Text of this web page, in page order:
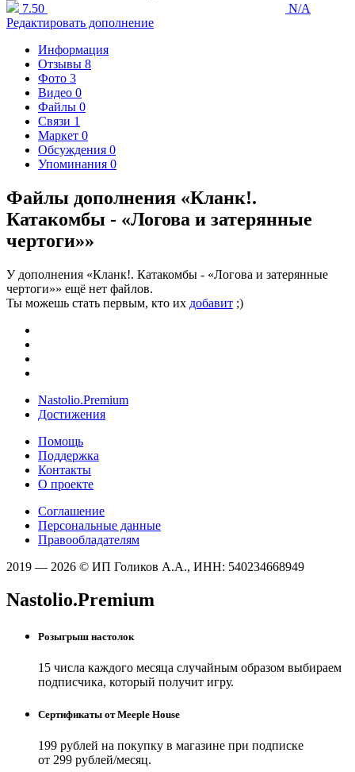
7.50
N/A
Редактировать дополнение
Информация
Отзывы 8
Фото 3
Видео 0
Файлы 0
Связи 1
Маркет 0
Обсуждения 0
Упоминания 0
Файлы дополнения «Кланк!.
Катакомбы - «Логова и затерянные
чертоги»»
У дополнения «Кланк!. Катакомбы - «Логова и затерянные
чертоги»» ещё нет файлов.
Ты можешь стать первым, кто их добавит ;)
Nastolio.Premium
Достижения
Помощь
Поддержка
Контакты
О проекте
Соглашение
Персональные данные
Правообладателям
2019 — 2026 © ИП Голиков А.А., ИНН: 540234668949
Nastolio.Premium
Розыгрыш настолок
15 числа каждого месяца случайным образом выбираем
подписчика, который получит игру.
Сертификаты от Meeple House
199 рублей на покупку в магазине при подписке
от 299 рублей/месяц.